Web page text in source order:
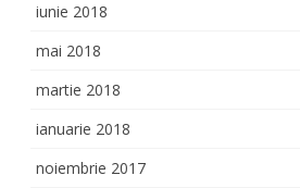
iunie 2018
mai 2018
martie 2018
ianuarie 2018
noiembrie 2017